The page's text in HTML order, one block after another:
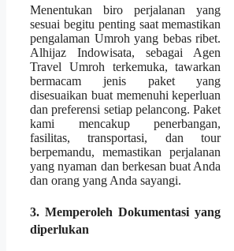
Menentukan biro perjalanan yang
sesuai begitu penting saat memastikan
pengalaman Umroh yang bebas ribet.
Alhijaz Indowisata, sebagai Agen
Travel Umroh terkemuka, tawarkan
bermacam jenis paket yang
disesuaikan buat memenuhi keperluan
dan preferensi setiap pelancong. Paket
kami mencakup penerbangan,
fasilitas, transportasi, dan tour
berpemandu, memastikan perjalanan
yang nyaman dan berkesan buat Anda
dan orang yang Anda sayangi.
3. Memperoleh Dokumentasi yang
diperlukan